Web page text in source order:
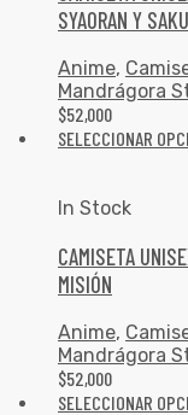
SYAORAN Y
Anime,
Mandrágora
$52,000
SELECCIONAR
In Stock
CAMISETA
MISIÓN
Anime,
Mandrágora
$52,000
SELECCIONAR